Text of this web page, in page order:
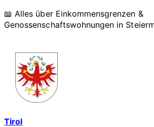
📖 Alles über Einkommensgrenzen &
Genossenschaftswohnungen in
Tirol